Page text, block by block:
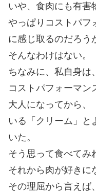
いや、食肉にも有害
やっぱりコストパフ
に感じ取るのだろう
そんなわけはない。
ちなみに、私自身は
コストパフォーマン
大人になってから、
いる「クリーム」と
いた。
そう思って食べてみ
それから肉が好きに
その理屈から言えば